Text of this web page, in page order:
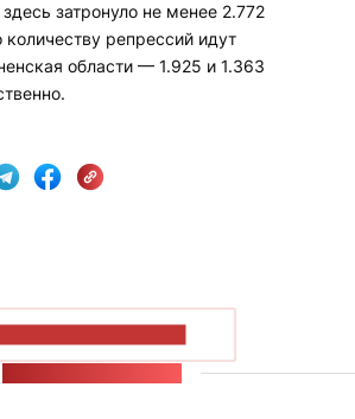
затронуло не менее 2.772
репрессий идут
области — 1.925 и 1.363